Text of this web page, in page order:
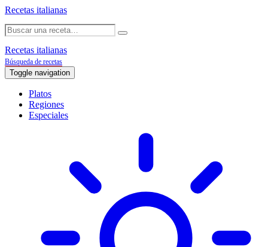
Recetas italianas
Recetas italianas
Búsqueda de recetas
Toggle navigation
Platos
Regiones
Especiales